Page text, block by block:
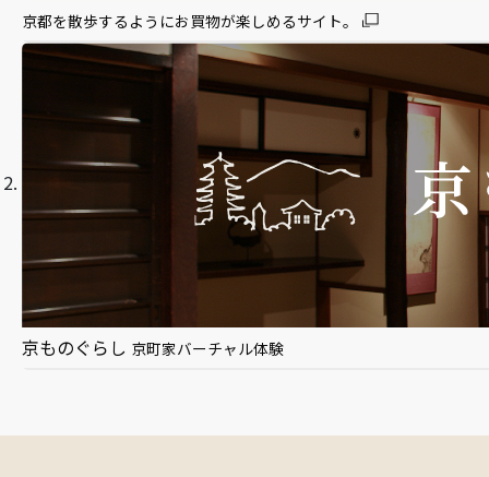
京都を散歩するようにお買物が楽しめるサイト。
京ものぐらし 京町家バーチャル体験